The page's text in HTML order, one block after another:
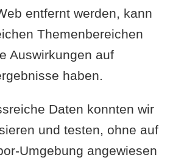
entfernt werden, kann
Themenbereichen
Auswirkungen auf
haben.
Daten konnten wir
und testen, ohne auf
Umgebung angewiesen